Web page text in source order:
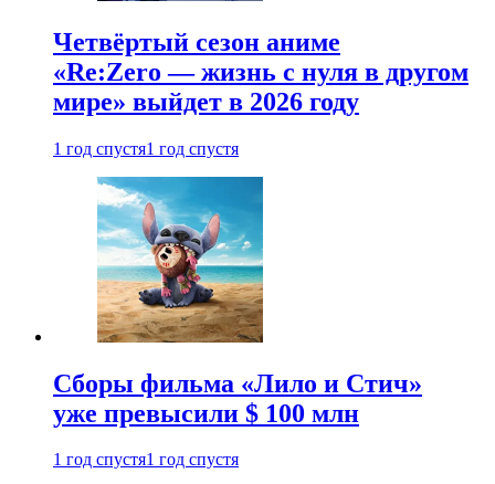
Четвёртый сезон аниме
«Re:Zero — жизнь с нуля в другом
мире» выйдет в 2026 году
1 год спустя1 год спустя
Сборы фильма «Лило и Стич»
уже превысили $ 100 млн
1 год спустя1 год спустя